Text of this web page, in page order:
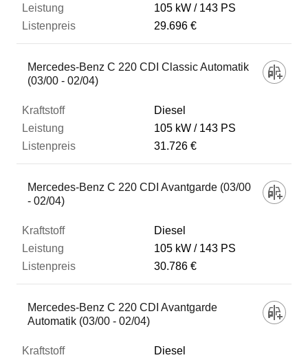
105 kW
143 PS
29.696 €
Mercedes-Benz C 220 CDI Classic Automatik
(03/00 - 02/04)
Diesel
105 kW
143 PS
31.726 €
Mercedes-Benz C 220 CDI Avantgarde (03/00
- 02/04)
Diesel
105 kW
143 PS
30.786 €
Mercedes-Benz C 220 CDI Avantgarde
Automatik (03/00 - 02/04)
Diesel